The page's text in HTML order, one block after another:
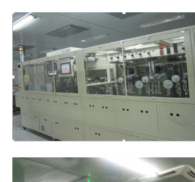
ΝΈΑ
ΖΗΤΉΣΤΕ
ΈΝΑ
ΑΠΌΣΠΑΣΜΑ